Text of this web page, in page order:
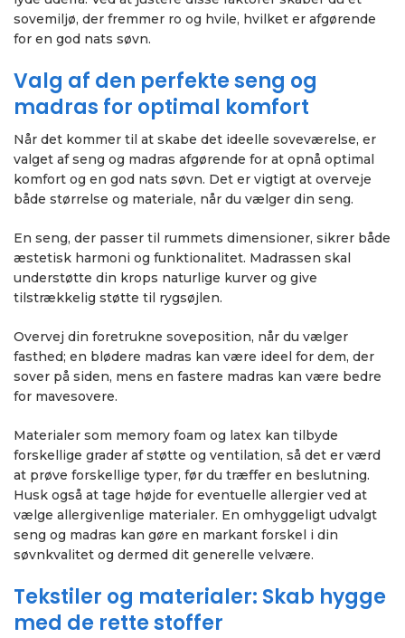
sovemiljø, der fremmer ro og hvile, hvilket er afgørende
for en god nats søvn.
Valg af den perfekte seng og
madras for optimal komfort
Når det kommer til at skabe det ideelle soveværelse, er
valget af seng og madras afgørende for at opnå optimal
komfort og en god nats søvn. Det er vigtigt at overveje
både størrelse og materiale, når du vælger din seng.
En seng, der passer til rummets dimensioner, sikrer både
æstetisk harmoni og funktionalitet. Madrassen skal
understøtte din krops naturlige kurver og give
tilstrækkelig støtte til rygsøjlen.
Overvej din foretrukne soveposition, når du vælger
fasthed; en blødere madras kan være ideel for dem, der
sover på siden, mens en fastere madras kan være bedre
for mavesovere.
Materialer som memory foam og latex kan tilbyde
forskellige grader af støtte og ventilation, så det er værd
at prøve forskellige typer, før du træffer en beslutning.
Husk også at tage højde for eventuelle allergier ved at
vælge allergivenlige materialer. En omhyggeligt udvalgt
seng og madras kan gøre en markant forskel i din
søvnkvalitet og dermed dit generelle velvære.
Tekstiler og materialer: Skab hygge
med de rette stoffer